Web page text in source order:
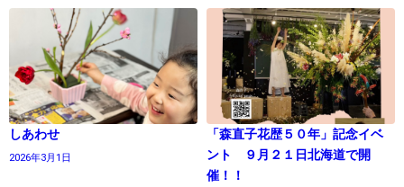
しあわせ
2026年3月1日
「森直子花歴５０年」記念イベ
ント ９月２１日北海道で開
催！！